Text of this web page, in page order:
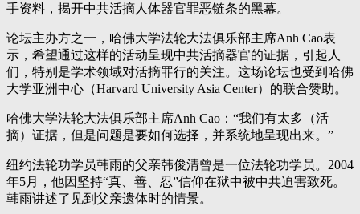
手资料，揭开中共活摘人体器官罪恶链条的黑幕。
论坛主办方之一，哈佛大学法轮大法俱乐部主席Anh Cao表
示，希望通过这样的活动呈现中共活摘器官的证据，引起人
们，特别是学术领域对活摘罪行的关注。这场论坛也受到哈佛
大学亚洲中心（Harvard University Asia Center）的联合赞助。
哈佛大学法轮大法俱乐部主席Anh Cao：“我们有太多（活
摘）证据，但是问题是要如何选择，并系统地呈现出来。”
纽约法轮功学员韩雨的父亲韩俊清曾是一位法轮功学员。2004
年5月，他因坚持“真、善、忍”信仰在狱中被中共迫害致死。
韩雨讲述了见到父亲遗体时的情景。